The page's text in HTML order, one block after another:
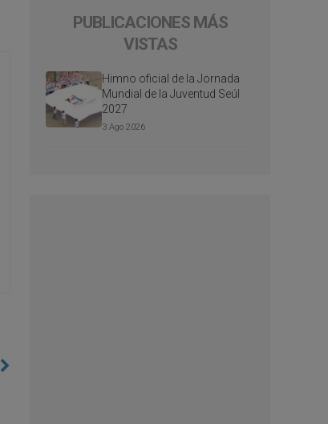
PUBLICACIONES MÁS
VISTAS
Himno oficial de la Jornada
Mundial de la Juventud Seúl
2027
3 Ago 2026